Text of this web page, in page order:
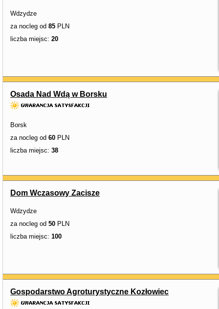
Wdzydze
za nocleg od 85 PLN
liczba miejsc: 20
Osada Nad Wdą w Borsku
Borsk
za nocleg od 60 PLN
liczba miejsc: 38
Dom Wczasowy Zacisze
Wdzydze
za nocleg od 50 PLN
liczba miejsc: 100
Gospodarstwo Agroturystyczne Kozłowiec